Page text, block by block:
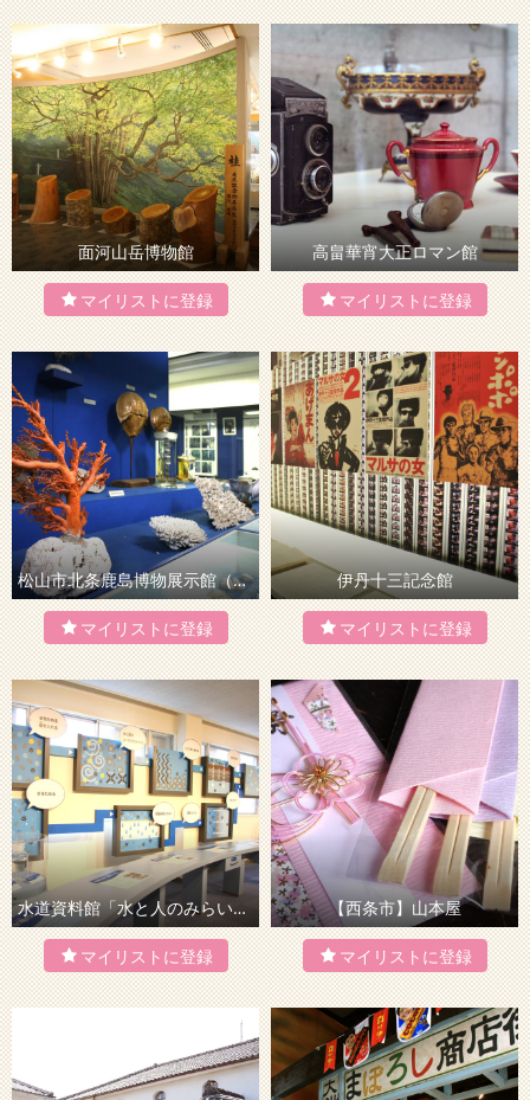
面河山岳博物館 高畠華宵大正ロマン館
松山市北条鹿島博物展示館（かしまーる） 伊丹十三記念館
水道資料館「水と人のみらい館」 【西条市】山本屋